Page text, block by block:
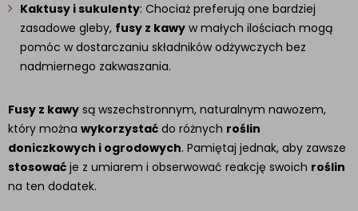
Kaktusy i sukulenty: Chociaż preferują one bardziej
zasadowe gleby, fusy z kawy w małych ilościach mogą
pomóc w dostarczaniu składników odżywczych bez
nadmiernego zakwaszania.
Fusy z kawy są wszechstronnym, naturalnym nawozem,
który można wykorzystać do różnych roślin
doniczkowych i ogrodowych. Pamiętaj jednak, aby zawsze
stosować je z umiarem i obserwować reakcję swoich roślin
na ten dodatek.